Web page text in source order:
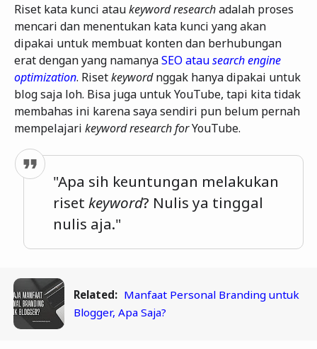
Riset kata kunci ataukeyword researchadalah proses
mencari dan menentukan kata kunci yang akan
dipakai untuk membuat konten dan berhubungan
erat dengan yang namanyaSEO atausearch engine
optimization. Risetkeywordnggak hanya dipakai untuk
blog saja loh. Bisa juga untuk YouTube, tapi kita tidak
membahas ini karena saya sendiri pun belum pernah
mempelajari keyword research forYouTube.
"Apa sih keuntungan melakukan
riset keyword? Nulis ya tinggal
nulis aja."
Related: Manfaat Personal Branding untuk
Blogger, Apa Saja?